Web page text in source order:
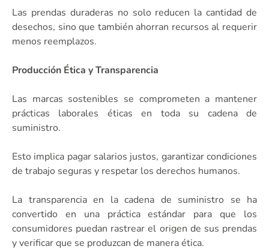
Las prendas duraderas no solo reducen la cantidad de
desechos, sino que también ahorran recursos al requerir
menos reemplazos.
Producción Ética y Transparencia
Las marcas sostenibles se comprometen a mantener
prácticas laborales éticas en toda su cadena de
suministro.
Esto implica pagar salarios justos, garantizar condiciones
de trabajo seguras y respetar los derechos humanos.
La transparencia en la cadena de suministro se ha
convertido en una práctica estándar para que los
consumidores puedan rastrear el origen de sus prendas
y verificar que se produzcan de manera ética.